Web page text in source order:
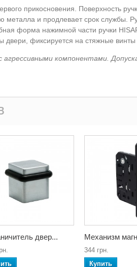
прикосновения. Поверхность
и продлевает срок службы.
форма нажимной части ручки
двери, фиксируется на стяжные
компонентами.
двер... Механизм
344 грн.
Купить